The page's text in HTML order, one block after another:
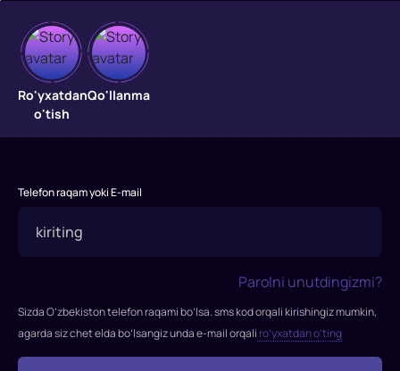
So'nggi
hujum
Zamonaviy
shahar
giyohvand
chiqarishda
yashaydi,
Ro'yxatdan
o'tish
Qo'llanma
Telefon raqam yoki E-mail
Parolni unutdingizmi?
Sizda O’zbekiston telefon raqami bo’lsa. sms kod orqali kirishingiz mumkin,
agarda siz chet elda bo’lsangiz unda e-mail orqali ro’yxatdan o’ting